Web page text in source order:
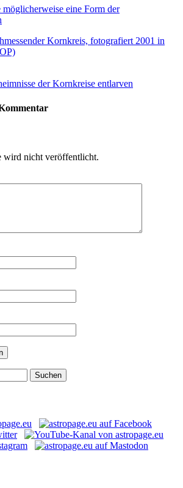
eine Form der
der Kornkreise entlarven
wird nicht veröffentlicht.